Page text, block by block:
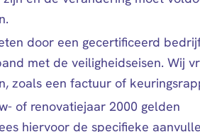
door een gecertificeerd
met de veiligheidseisen. Wij
zoals een factuur of
of renovatiejaar 2000 gelden
hiervoor de specifieke